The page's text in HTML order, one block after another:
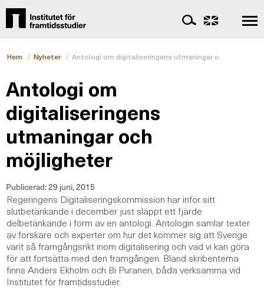
Hem / Nyheter / Antologi om digitaliseringens utmaningar och
Antologi om
digitaliseringens
utmaningar och
möjligheter
Publicerad:29 juni, 2015
Regeringens Digitaliseringskommission har inför sitt
slutbetänkande i december just släppt ett fjärde
delbetänkande i form av en antologi. Antologin samlar texter
av forskare och experter om hur det kommer sig att Sverige
varit så framgångsrikt inom digitalisering och vad vi kan göra
för att fortsätta med den framgången. Bland skribenterna
finns Anders Ekholm och Bi Puranen, båda verksamma vid
Institutet för framtidsstudier.